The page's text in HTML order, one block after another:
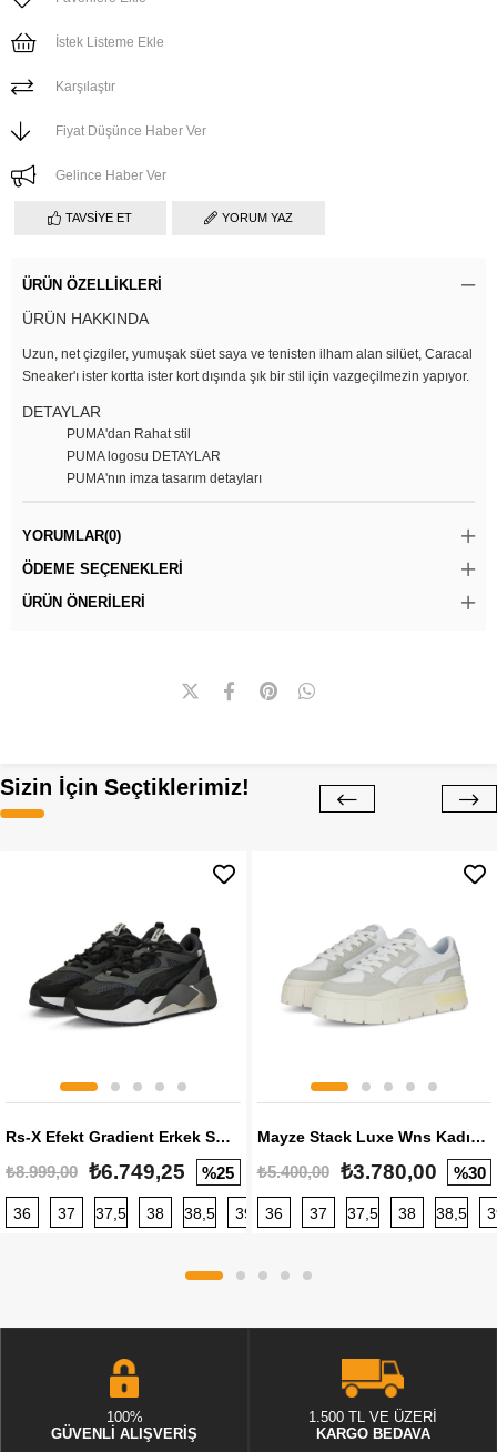
İstek Listeme Ekle
Karşılaştır
Fiyat Düşünce Haber Ver
Gelince Haber Ver
TAVSIYE ET YORUM YAZ
ÜRÜN ÖZELLIKLERI
ÜRÜN HAKKINDA
Uzun, net çizgiler, yumuşak süet saya ve tenisten ilham alan silüet, Caracal
Sneaker'ı ister kortta ister kort dışında şık bir stil için vazgeçilmezin yapıyor.
DETAYLAR
PUMA'dan Rahat stil
PUMA logosu DETAYLAR
PUMA'nın imza tasarım detayları
YORUMLAR(0)
ÖDEME SEÇENEKLERI
ÜRÜN ÖNERILERI
Sizin İçin Seçtiklerimiz!
Rs-X Efekt Gradient Erkek Sneaker
₺8.999,00 ₺6.749,25 %25
36 37 37,5 38 38,5 39 40 40,5 41 42 42,5
Mayze Stack Luxe Wns Kadın Sneaker
₺5.400,00 ₺3.780,00 %30
36 37 37,5 38 38,5
100%
GÜVENLİ ALIŞVERİŞ
1.500 TL VE ÜZERİ
KARGO BEDAVA